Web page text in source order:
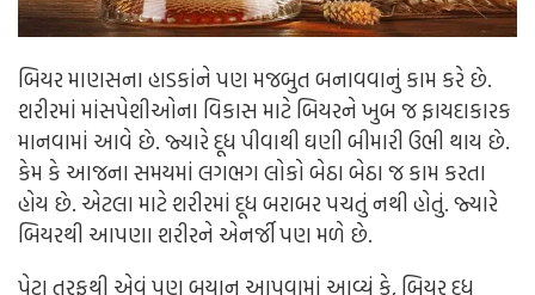
બિયર માણસના હાડકાંને પણ મજબુત બનાવવાનું કામ કરે છે.
શરીરમાં માંસપેશીઓના વિકાસ માટે બિયરને ખુબ જ ફાયદાકારક
માનવામાં આવે છે. જ્યારે દૂધ પીવાથી ઘણી બીમારી ઉભી થાય છે.
કેમ કે આજના સમયમાં લગભગ લોકો બેઠા બેઠા જ કામ કરતા
હોય છે. એટલા માટે શરીરમાં દૂધ બરાબર પચતું નથી હોતું. જ્યારે
બિયરથી આપણા શરીરને એનર્જી પણ મળે છે.
પેટા તરફથી એવું પણ બયાન આપવામાં આવ્યું કે, બિયર દૂધ